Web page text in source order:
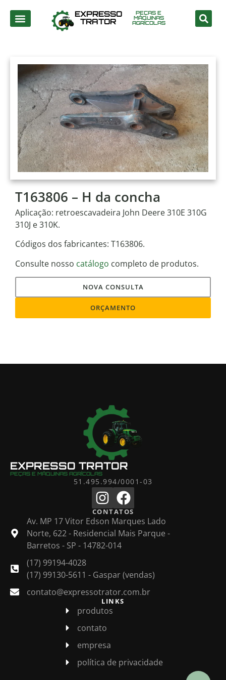
EXPRESSO
TRATOR
PEÇAS E
MÁQUINAS
AGRÍCOLAS
T163806 – H da concha
Aplicação: retroescavadeira John Deere 310E 310G
310J e 310K.
Códigos dos fabricantes: T163806.
Consulte nosso catálogo completo de produtos.
NOVA CONSULTA
ORÇAMENTO
EXPRESSO TRATOR
PEÇAS E MÁQUINAS AGRÍCOLAS
51.495.994/0001-03
CONTATOS
Av. MP 17 Vitor Edson Marques Lado
Norte, 622 - Residencial Mais Parque -
Barretos - SP - 14782-014
(17) 99194-4028
(17) 99130-5611 - Gaspar (vendas)
contato@expressotrator.com.br
LINKS
produtos
contato
empresa
política de privacidade